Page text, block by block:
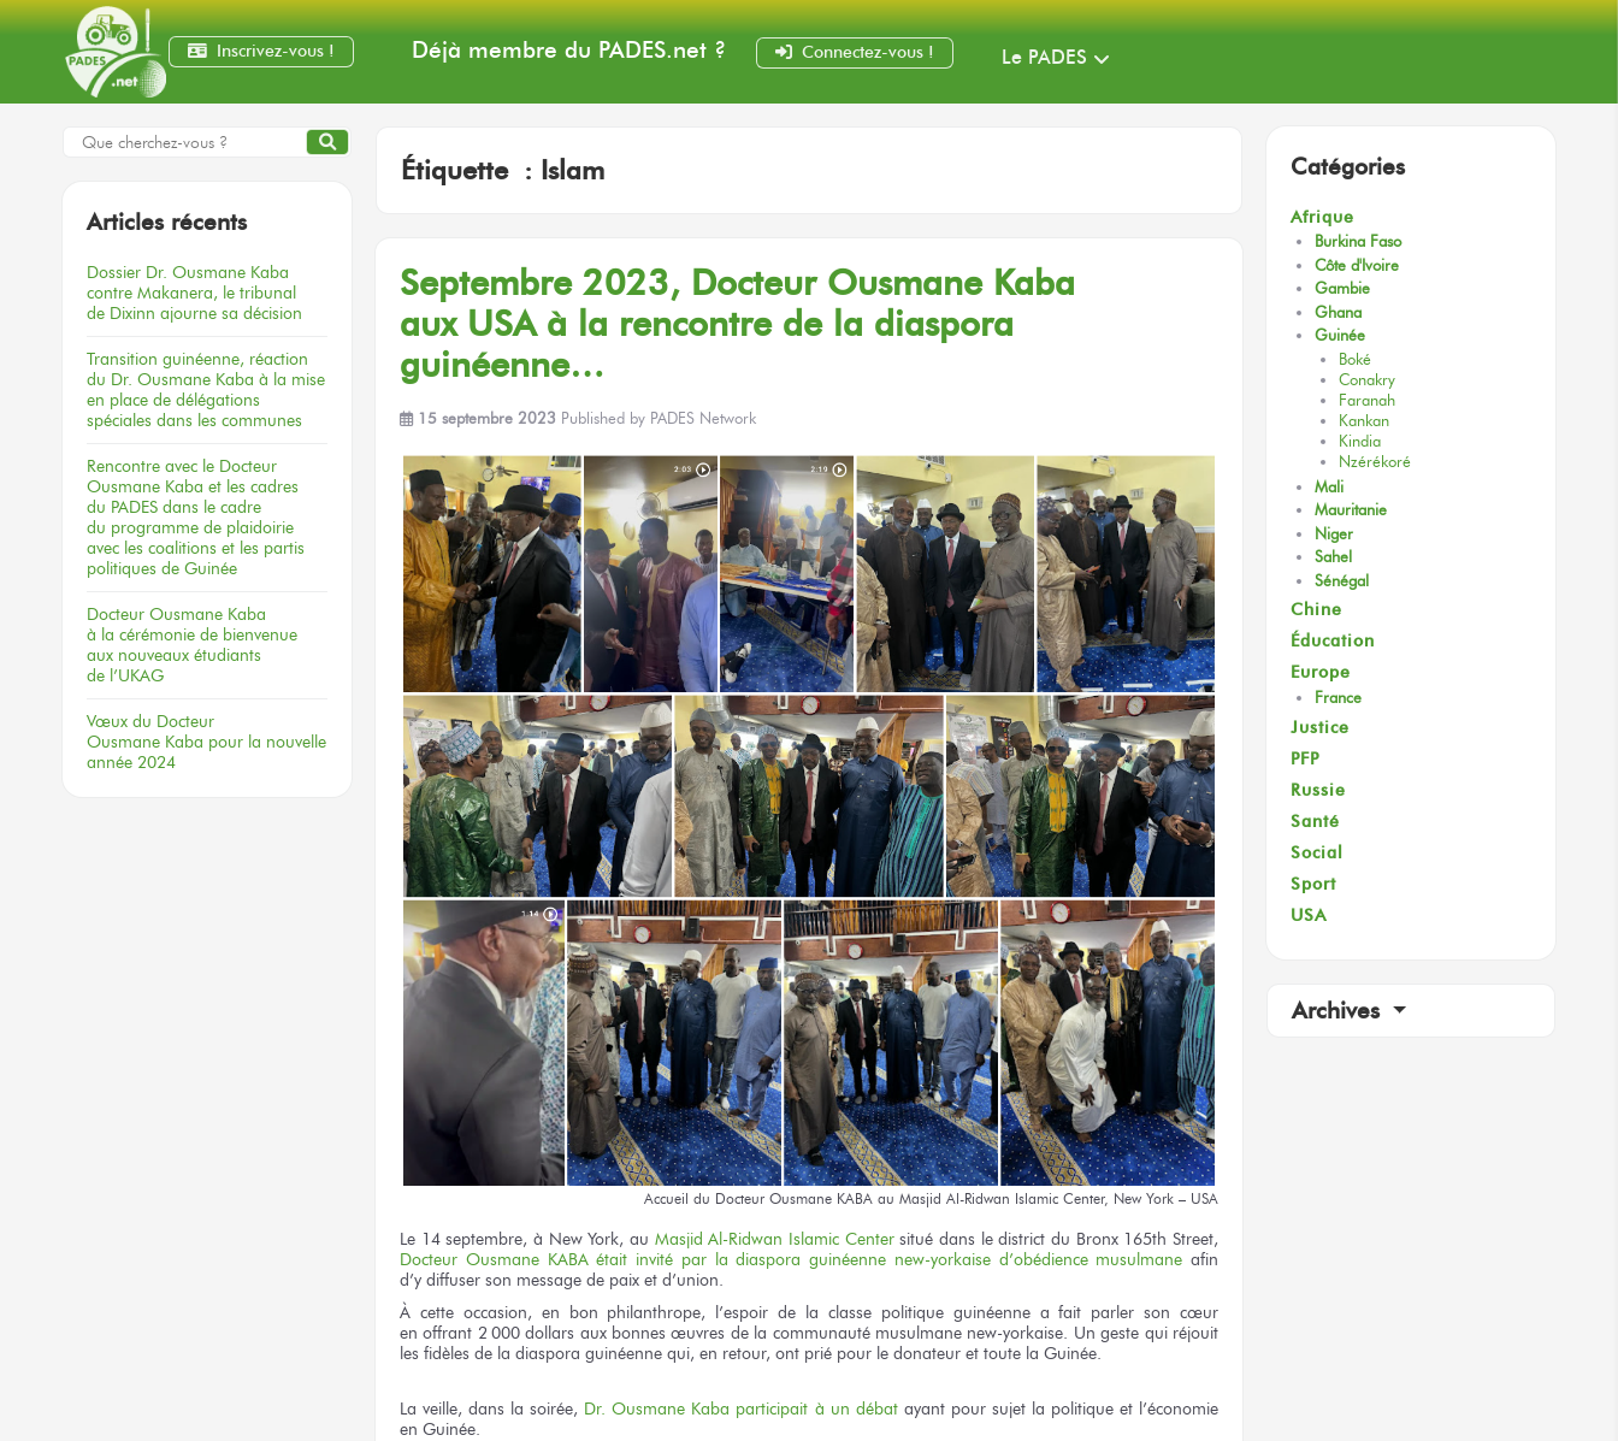
Inscrivez-vous ! Déjà membre du PADES.net? Connectez-vous ! Le PADES
Étiquette : Islam
Septembre 2023, Docteur Ousmane Kaba
aux USA à la rencontre de la diaspora
guinéenne…
15 septembre 2023 Published by PADES Network
Accueil du Docteur Ousmane KABA au Masjid Al-Ridwan Islamic Center, New York – USA
Le 14 septembre, à New York, au Masjid Al-Ridwan Islamic Centersituédans le district du Bronx 165th Street,
Docteur Ousmane KABAétait invité par la diaspora guinéenne new-yorkaise d’obédience musulmane afin
d’y diffuser son message de paix et d’union.
À cette occasion, en bon philanthrope, l’espoirde la classepolitique guinéenne a fait parlerson cœur
en offrant 2 000 dollars aux bonnes œuvres de la communautémusulmane new-yorkaise. Un geste qui réjouit
les fidèles de la diaspora guinéenne qui, en retour, ont prié pour le donateur et toute la Guinée.
La veille, dans la soirée, Dr. Ousmane Kaba participait à un débatayant pour sujet la politique et l’économie
en Guinée.
Articles récents
Dossier Dr. Ousmane Kaba
contre Makanera, le tribunal
de Dixinn ajourne sa décision
Transition guinéenne, réaction
du Dr. Ousmane Kaba à la mise
en place de délégations
spéciales dans les communes
Rencontre avec le Docteur
Ousmane Kaba et les cadres
du PADES dans le cadre
du programme de plaidoirie
avec les coalitions et les partis
politiques de Guinée
Docteur Ousmane Kaba
à la cérémonie de bienvenue
aux nouveaux étudiants
de l’UKAG
Vœux du Docteur
Ousmane Kaba pour la nouvelle
année 2024
Catégories
Afrique
Burkina Faso
Côte d'Ivoire
Gambie
Ghana
Guinée
Boké
Conakry
Faranah
Kankan
Kindia
Nzérékoré
Mali
Mauritanie
Niger
Sahel
Sénégal
Chine
Éducation
Europe
France
Justice
PFP
Russie
Santé
Social
Sport
USA
Archives